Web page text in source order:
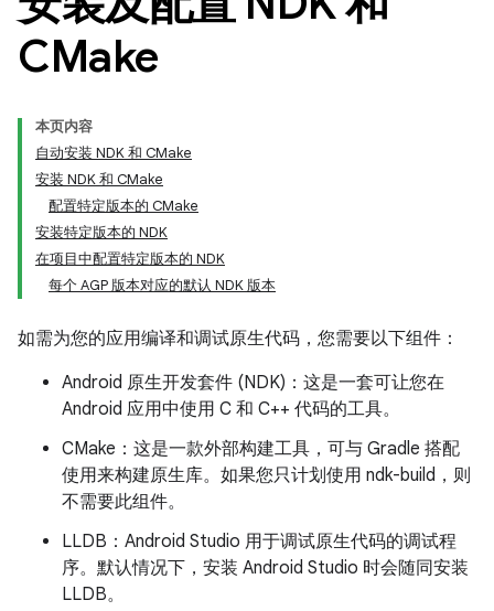
CMake
本页内容
自动安装 NDK 和 CMake
安装 NDK 和 CMake
配置特定版本的 CMake
安装特定版本的 NDK
在项目中配置特定版本的 NDK
每个 AGP 版本对应的默认 NDK 版本
如需为您的应用编译和调试原生代码，您需要以下组件：
Android 原生开发套件 (NDK)：这是一套可让您在
Android 应用中使用 C 和 C++ 代码的工具。
CMake：这是一款外部构建工具，可与 Gradle 搭配
使用来构建原生库。如果您只计划使用 ndk-build，则
不需要此组件。
LLDB：Android Studio 用于调试原生代码的调试程
序。默认情况下，安装 Android Studio 时会随同安装
LLDB。